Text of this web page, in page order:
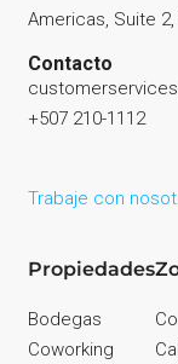
Americas, Suite 2,
Contacto
+507 210-1112
Trabaje con
Propiedades
Bodegas
Coworking